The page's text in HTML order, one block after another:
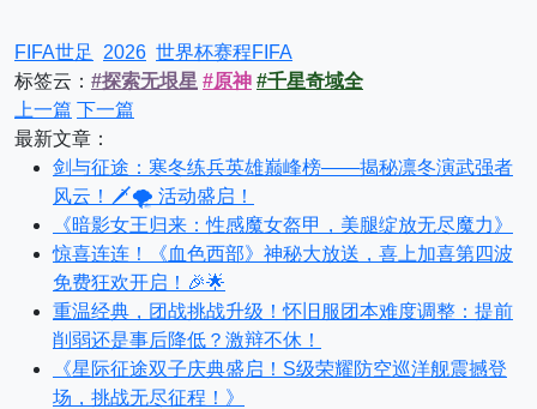
FIFA世足 2026 世界杯赛程FIFA
标签云： #探索无垠星 #原神 #千星奇域全
上一篇 下一篇
最新文章：
剑与征途：寒冬练兵英雄巅峰榜——揭秘凛冬演武强者
风云！🗡️🌪️ 活动盛启！
《暗影女王归来：性感魔女盔甲，美腿绽放无尽魔力》
惊喜连连！《血色西部》神秘大放送，喜上加喜第四波
免费狂欢开启！🎉🌟
重温经典，团战挑战升级！怀旧服团本难度调整：提前
削弱还是事后降低？激辩不休！
《星际征途双子庆典盛启！S级荣耀防空巡洋舰震撼登
场，挑战无尽征程！》